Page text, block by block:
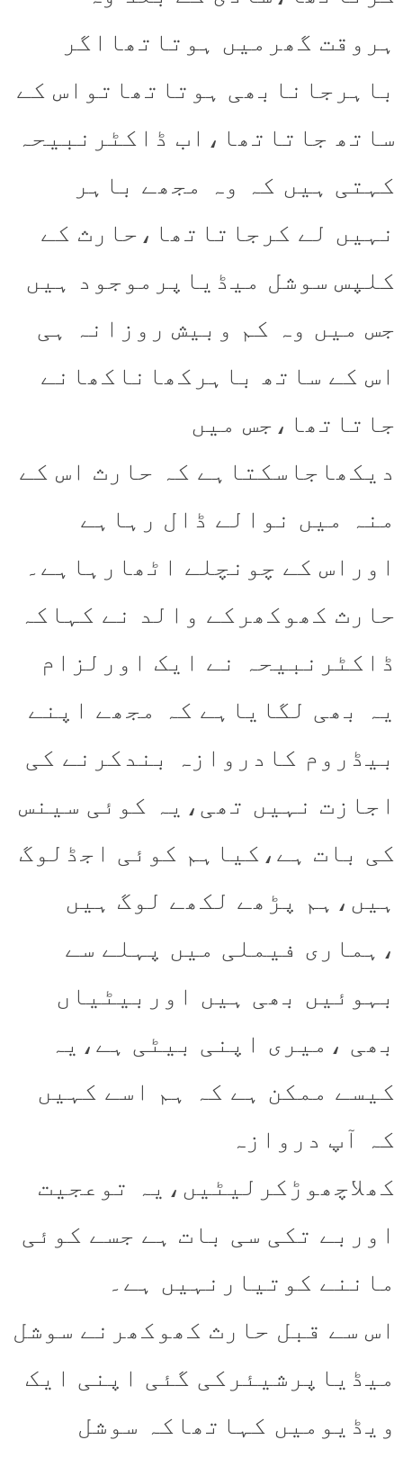
ہروقت گھرمیں ہوتاتھااگر
باہرجانابھی ہوتاتھاتواس کے
ساتھ جاتاتھا،اب ڈاکٹرنبیحہ
کہتی ہیں کہ وہ مجھے باہر
نہیں لے کرجاتاتھا،حارث کے
کلپس سوشل میڈیاپرموجود ہیں
جس میں وہ کم وبیش روزانہ ہی
اس کے ساتھ باہرکھاناکھانے
جاتاتھا،جس میں
دیکھاجاسکتاہے کہ حارث اس کے
منہ میں نوالے ڈال رہاہے
اوراس کے چونچلے اٹھارہاہے۔
حارث کھوکھرکے والد نے کہاکہ
ڈاکٹرنبیحہ نے ایک اورلزام
یہ بھی لگایاہے کہ مجھے اپنے
بیڈروم کادروازہ بندکرنے کی
اجازت نہیں تھی،یہ کوئی سینس
کی بات ہے،کیاہم کوئی اجڈلوگ
ہیں،ہم پڑھے لکھے لوگ ہیں
،ہماری فیملی میں پہلے سے
بہوئیں بھی ہیں اوربیٹیاں
بھی ،میری اپنی بیٹی ہے،یہ
کیسے ممکن ہے کہ ہم اسے کہیں
کہ آپ دروازہ
کھلاچھوڑکرلیٹیں،یہ توعجیت
اوربے تکی سی بات ہے جسے کوئی
ماننے کوتیارنہیں ہے۔
اس سے قبل حارث کھوکھرنے سوشل
میڈیاپرشیئرکی گئی اپنی ایک
ویڈیومیں کہاتھاکہ سوشل